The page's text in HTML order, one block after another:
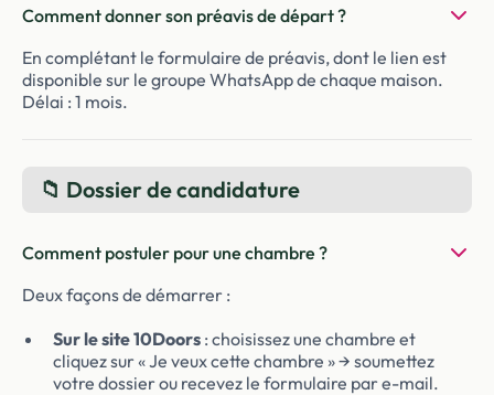
Comment donner son préavis de départ ?
En complétant le formulaire de préavis, dont le lien est
disponible sur le groupe WhatsApp de chaque maison.
Délai : 1 mois.
📁 Dossier de candidature
Comment postuler pour une chambre ?
Deux façons de démarrer :
Sur le site 10Doors : choisissez une chambre et
cliquez sur « Je veux cette chambre » → soumettez
votre dossier ou recevez le formulaire par e-mail.